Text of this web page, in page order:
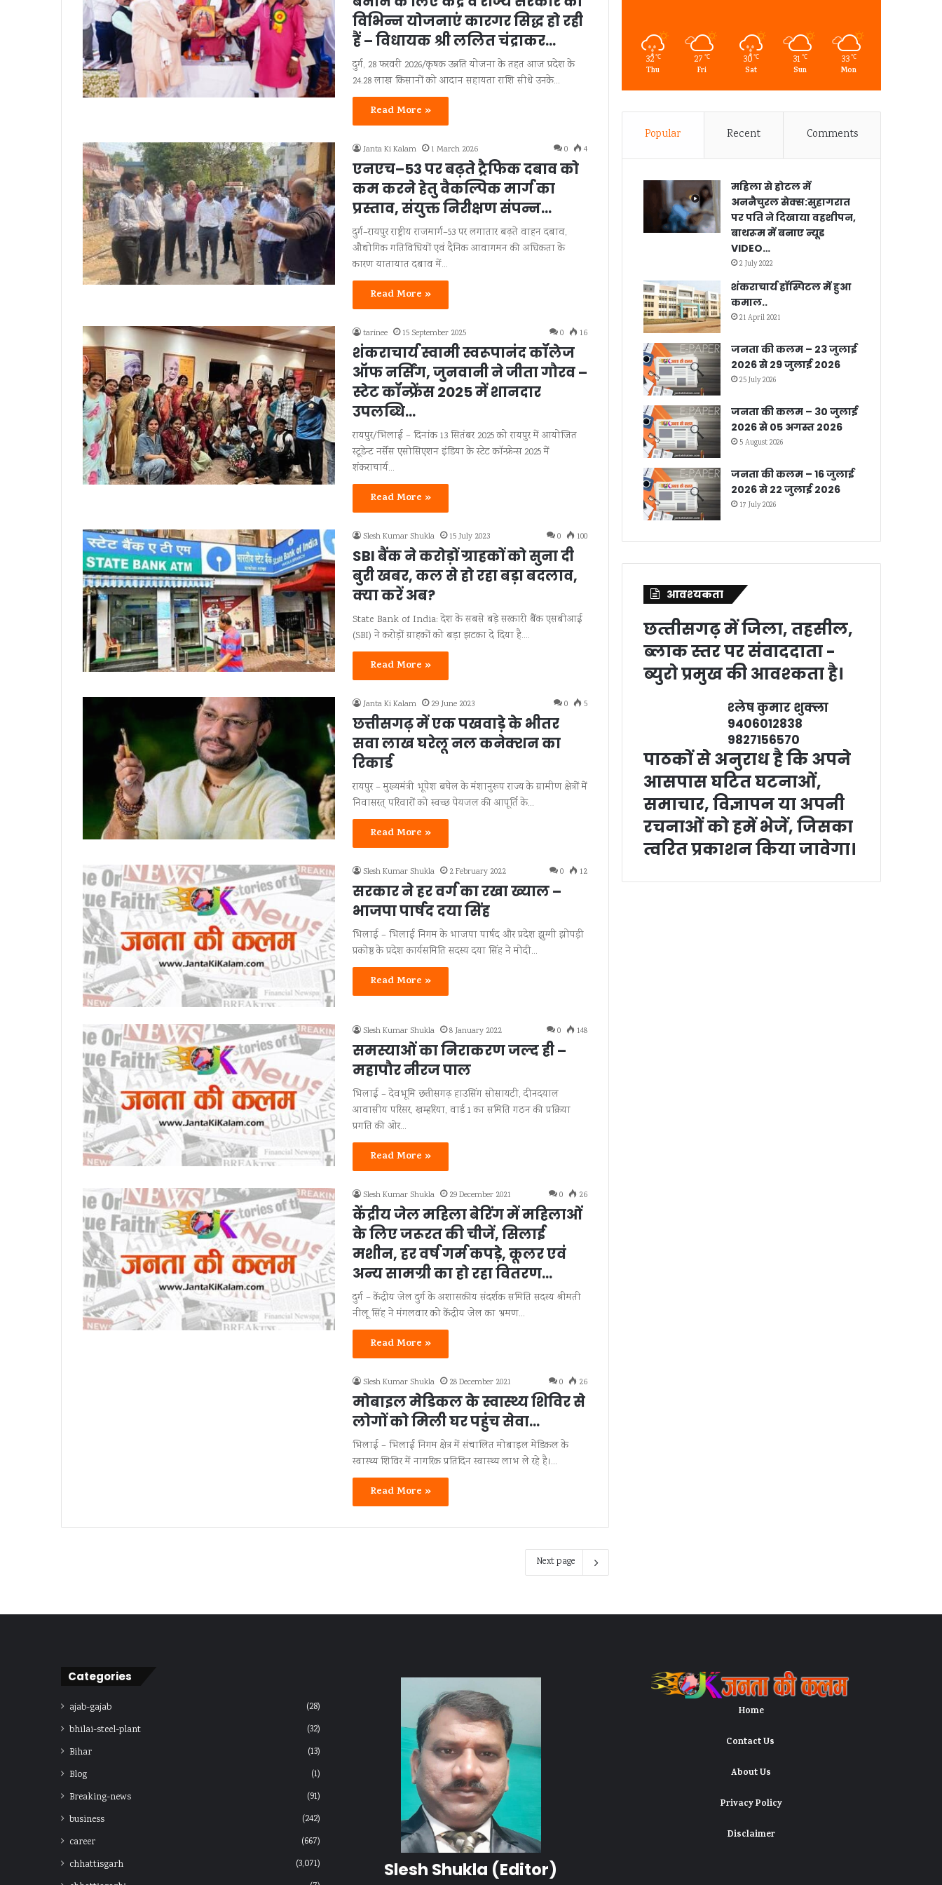
विभिन्न योजनाएं कारगर सिद्ध हो रही
हैं – विधायक श्री ललित चंद्राकर…
दुर्ग, 28 फरवरी 2026/कृषक उन्नति योजना के तहत आज प्रदेश के
24.28 लाख किसानों को आदान सहायता राशि सीधे उनके…
Read More »
Janta Ki Kalam 1 March 2026 0 4
एनएच–53 पर बढ़ते ट्रैफिक दबाव को
कम करने हेतु वैकल्पिक मार्ग का
प्रस्ताव, संयुक्त निरीक्षण संपन्न…
दुर्ग–रायपुर राष्ट्रीय राजमार्ग–53 पर लगातार बढ़ते वाहन दबाव,
औद्योगिक गतिविधियों एवं दैनिक आवागमन की अधिकता के
कारण यातायात दबाव में…
Read More »
tarinee 15 September 2025 0 16
शंकराचार्य स्वामी स्वरूपानंद कॉलेज
ऑफ नर्सिंग, जुनवानी ने जीता गौरव –
स्टेट कॉन्फ्रेंस 2025 में शानदार
उपलब्धि…
रायपुर/भिलाई – दिनांक 13 सितंबर 2025 को रायपुर में आयोजित
स्टूडेन्ट नर्सेस एसोसिएशन इंडिया के स्टेट कॉन्फ्रेन्स 2025 में
शंकराचार्य…
Read More »
Slesh Kumar Shukla 15 July 2023 0 100
SBI बैंक ने करोड़ों ग्राहकों को सुना दी
बुरी खबर, कल से हो रहा बड़ा बदलाव,
क्या करें अब?
State Bank of India: देश के सबसे बड़े सरकारी बैंक एसबीआई
(SBI) ने करोड़ों ग्राहकों को बड़ा झटका दे दिया है.…
Read More »
Janta Ki Kalam 29 June 2023 0 5
छत्तीसगढ़ में एक पखवाड़े के भीतर
सवा लाख घरेलू नल कनेक्शन का
रिकार्ड
रायपुर – मुख्यमंत्री भूपेश बघेल के मंशानुरूप राज्य के ग्रामीण क्षेत्रों में
निवासरत् परिवारों को स्वच्छ पेयजल की आपूर्ति के…
Read More »
Slesh Kumar Shukla 2 February 2022 0 12
सरकार ने हर वर्ग का रखा ख्याल –
भाजपा पार्षद दया सिंह
भिलाई – भिलाई निगम के भाजपा पार्षद और प्रदेश झुग्गी झोपड़ी
प्रकोष्ठ के प्रदेश कार्यसमिति सदस्य दया सिंह ने मोदी…
Read More »
Slesh Kumar Shukla 8 January 2022 0 148
समस्याओं का निराकरण जल्द ही –
महापौर नीरज पाल
भिलाई – देवभूमि छत्तीसगढ़ हाउसिंग सोसायटी, दीनदयाल
आवासीय परिसर, खम्हरिया, वार्ड 1 का समिति गठन की प्रक्रिया
प्रगति की ओर…
Read More »
Slesh Kumar Shukla 29 December 2021 0 26
केंद्रीय जेल महिला बेरिंग में महिलाओं
के लिए जरूरत की चीजें, सिलाई
मशीन, हर वर्ष गर्म कपड़े, कूलर एवं
अन्य सामग्री का हो रहा वितरण…
दुर्ग – केंद्रीय जेल दुर्ग के अशासकीय संदर्शक समिति सदस्य श्रीमती
नीलू सिंह ने मंगलवार को केंद्रीय जेल का भ्रमण…
Read More »
Slesh Kumar Shukla 28 December 2021 0 26
मोबाइल मेडिकल के स्वास्थ्य शिविर से
लोगों को मिली घर पहुंच सेवा…
भिलाई – भिलाई निगम क्षेत्र में संचालित मोबाइल मेडिकल के
स्वास्थ्य शिविर में नागरिक प्रतिदिन स्वास्थ्य लाभ ले रहे है।…
Read More »
Next page
32 ℃
Thu
27 ℃
Fri
30 ℃
Sat
31 ℃
Sun
33℃
Mon
Popular Recent Comments
महिला से होटल में
अननैचुरल सेक्स:सुहागरात
पर पति ने दिखाया वहशीपन,
बाथरूम में बनाए न्यूड
VIDEO…
2 July 2022
शंकराचार्य हॉस्पिटल में हुआ
कमाल..
21 April 2021
जनता की कलम – 23 जुलाई
2026 से 29 जुलाई 2026
25 July 2026
जनता की कलम – 30 जुलाई
2026 से 05 अगस्त 2026
5 August 2026
जनता की कलम – 16 जुलाई
2026 से 22 जुलाई 2026
17 July 2026
आवश्‍यकता
छत्‍तीसगढ़ में जिला, तहसील,
ब्‍लाक स्‍तर पर संवाददाता -
ब्‍युरो प्रमुख की आवश्‍कता है।
श्‍लेष कुमार शुक्‍ला
9406012838
9827156570
पाठकों से अनुराध है कि अपने
आसपास घटित घटनाओं,
समाचार, विज्ञापन या अपनी
रचनाओं को हमें भेजें, जिसका
त्‍वरित प्रकाशन किया जावेगा।
Categories
ajab-gajab
(28)
bhilai-steel-plant
(32)
Bihar
(13)
Blog
(1)
Breaking-news
(91)
business
(242)
career
(667)
chhattisgarh
(3,071)
Slesh Shukla (Editor)
Home
Contact Us
About Us
Privacy Policy
Disclaimer